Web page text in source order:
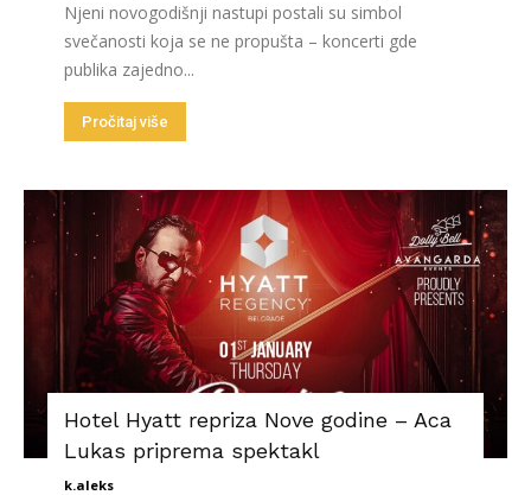
Njeni novogodišnji nastupi postali su simbol
svečanosti koja se ne propušta – koncerti gde
publika zajedno...
Pročitaj više
Hotel Hyatt repriza Nove godine – Aca
Lukas priprema spektakl
k.aleks